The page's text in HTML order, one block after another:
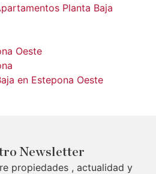
Planta Baja
Oeste
en Estepona Oeste
Newsletter
propiedades , actualidad y